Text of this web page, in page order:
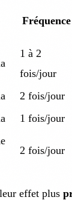
Fréquence
1 à 2
fois/jour
2 fois/jour
1 fois/jour
2 fois/jour
effet plus